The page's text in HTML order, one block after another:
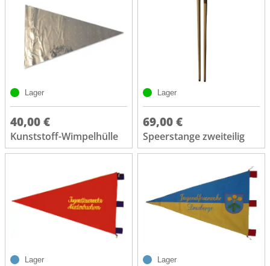
Lager
40,00 €
Kunststoff-Wimpelhülle
Lager
69,00 €
Speerstange zweiteilig
Lager Lager